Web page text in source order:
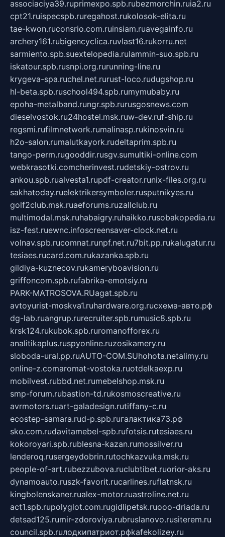
associaciya39.ruprimexpo.spb.rubezmorchin.ruia2.ru
cpt21.ruispecspb.ruregahost.rukolosok-elita.ru
tae-kwon.ruconsrio.com.ruinsiam.ruavegainfo.ru
archery161.rubigencyclica.ruvlast16.rukorru.net
sarmiento.spb.suextelopedia.rulammin-suo.spb.ru
iskatour.spb.rusnpi.org.rurunning-line.ru
krygeva-spa.ruchel.net.rurust-loco.rudugshop.ru
hl-beta.spb.ruschool494.spb.rumymubaby.ru
epoha-metalband.rungr.spb.rurusgosnews.com
dieselvostok.ru24hostel.msk.ruw-dev.ruf-ship.ru
regsmi.rufilmnetwork.rumalinasp.rukinosvin.ru
h2o-salon.rumalutkayork.rudeltaprim.spb.ru
tango-perm.rugooddir.rusgv.sumultiki-online.com
webkrasotki.comcherinvest.rudetskiy-ostrov.ru
ankou.spb.rualvesta1.rupdf-creator.runix-files.org.ru
sakhatoday.ruelektrikersymboler.rusputnikyes.ru
golf2club.msk.ruaeforums.ruzallclub.ru
multimodal.msk.ruhabaigry.ruhaikko.rusobakopedia.ru
isz-fest.ruewnc.infoscreensaver-clock.net.ru
volnav.spb.rucomnat.runpf.net.ru7bit.pp.rukalugatur.ru
tesiaes.rucard.com.rukazanka.spb.ru
gildiya-kuznecov.rukameryboavision.ru
griffoncom.spb.rufabrika-emotsiy.ru
PARK-MATROSOVA.RUagat.spb.ru
avtoyurist-moskva1.ruhardware.org.ruсхема-авто.рф
dg-lab.ruangrup.rurecruiter.spb.rumusic8.spb.ru
krsk124.rukubok.spb.ruromanofforex.ru
analitikaplus.ruspyonline.ruzosikamery.ru
sloboda-ural.pp.ruAUTO-COM.SUhohota.netalimy.ru
online-z.comaromat-vostoka.ruotdelkaexp.ru
mobilvest.rubbd.net.rumebelshop.msk.ru
smp-forum.rubastion-td.rukosmoscreative.ru
avrmotors.ruart-galadesign.rutiffany-c.ru
ecostep-samara.rud-p.spb.ruгалактика73.рф
sko.com.rudavitamebel-spb.rufotsis.rutesiaes.ru
kokoroyari.spb.rublesna-kazan.rumossilver.ru
lenderoq.rusergeydobrin.rutochkazvuka.msk.ru
people-of-art.rubezzubova.ruclubtibet.ruorior-aks.ru
dynamoauto.ruszk-favorit.rucarlines.ruflatnsk.ru
kingbolenskaner.rualex-motor.ruastroline.net.ru
act1.spb.rupolyglot.com.rugidlipetsk.ruooo-driada.ru
detsad125.rumir-zdoroviya.rubruslanovo.rusiterem.ru
council.spb.ruлодкипатриот.рфkafekolizey.ru